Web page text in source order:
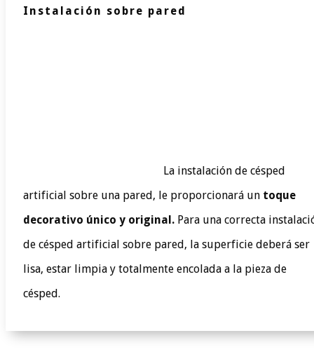
Instalación sobre pared
La instalación de césped
artificial sobre una pared, le proporcionará un toque
decorativo único y original. Para una correcta
de césped artificial sobre pared, la superficie deberá ser
lisa, estar limpia y totalmente encolada a la pieza de
césped.